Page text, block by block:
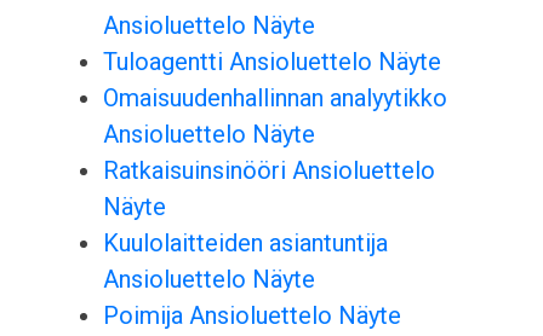
Ansioluettelo Näyte
Tuloagentti Ansioluettelo Näyte
Omaisuudenhallinnan analyytikko
Ansioluettelo Näyte
Ratkaisuinsinööri Ansioluettelo
Näyte
Kuulolaitteiden asiantuntija
Ansioluettelo Näyte
Poimija Ansioluettelo Näyte